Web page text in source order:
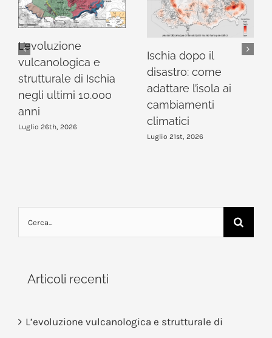
L’evoluzione
vulcanologica e
strutturale di Ischia
negli ultimi 10.000
anni
Luglio 26th, 2026
Ischia dopo il
disastro: come
adattare l’isola ai
cambiamenti
climatici
Luglio 21st, 2026
Cerca
per:
Articoli recenti
L’evoluzione vulcanologica e strutturale di